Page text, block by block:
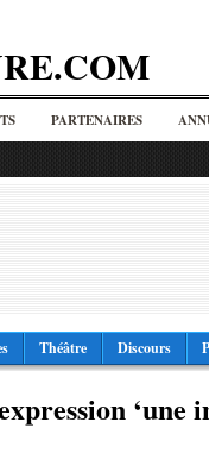
PARTENAIRES
Théâtre Discours
‘une